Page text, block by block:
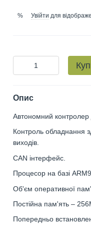
% Увійти для
Опис
Автономний контролер
Контроль обладнання
виходів.
CAN інтерфейс.
Процесор на базі
Об'єм оперативної
Постійна пам'ять –
Попередньо